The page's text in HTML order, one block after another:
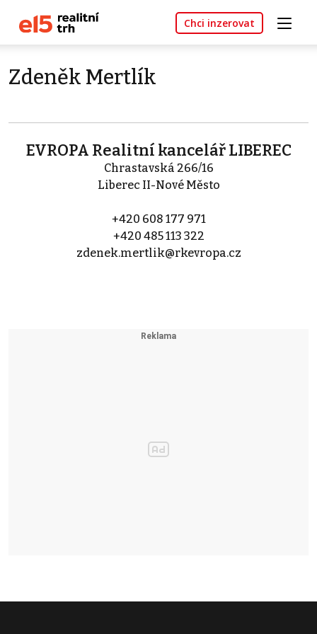
Chci inzerovat
Zdeněk Mertlík
EVROPA Realitní kancelář LIBEREC
Chrastavská 266/16
Liberec II-Nové Město
+420 608 177 971
+420 485 113 322
zdenek.mertlik@rkevropa.cz